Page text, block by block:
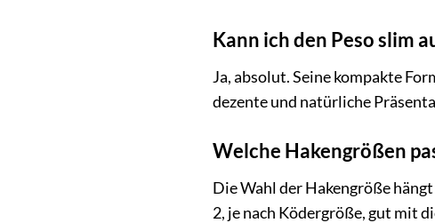
Kann ich den Peso slim
Ja, absolut. Seine kompakte
dezente und natürliche
Welche Hakengrößen
Die Wahl der Hakengröße
2, je nach Ködergröße, gut mit